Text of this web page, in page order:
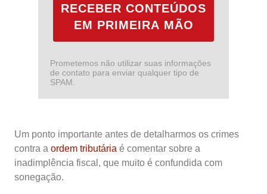
RECEBER CONTEÚDOS
EM PRIMEIRA MÃO
Prometemos não utilizar suas informações
de contato para enviar qualquer tipo de
SPAM.
Um ponto importante antes de detalharmos os crimes
contra a ordem tributária é comentar sobre a
inadimplência fiscal, que muito é confundida com
sonegação.